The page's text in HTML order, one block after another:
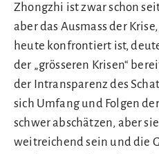
Zhongzhi ist zwar schon
aber das Ausmass der
heute konfrontiert ist,
der „grösseren Krisen“
der Intransparenz des
sich Umfang und Folgen
schwer abschätzen, aber
weitreichend sein und die